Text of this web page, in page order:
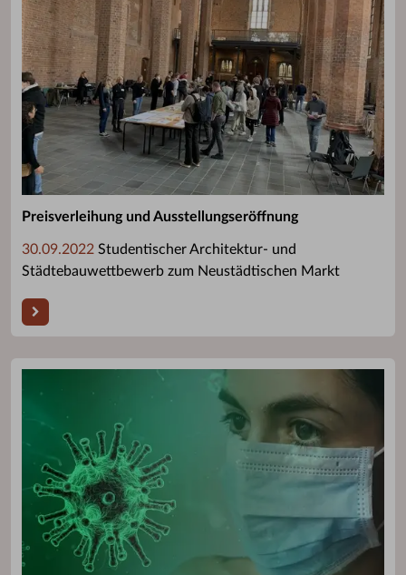
Preisverleihung und Ausstellungseröffnung
30.09.2022 Studentischer Architektur- und
Städtebauwettbewerb zum Neustädtischen Markt